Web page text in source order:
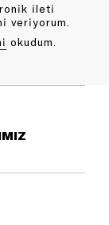
ileti
veriyorum.
okudum.